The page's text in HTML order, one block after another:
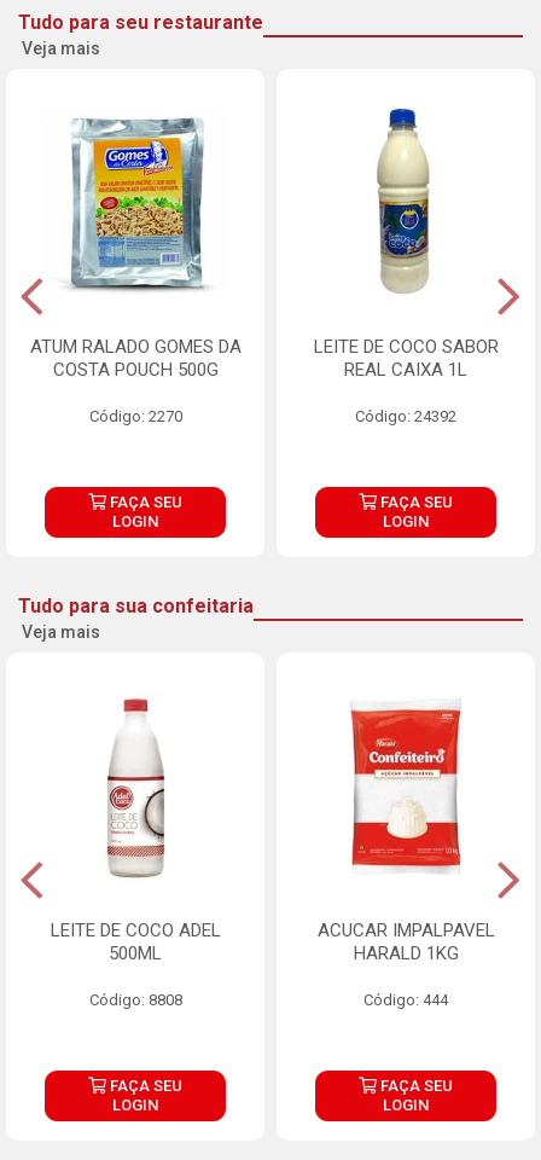
Tudo para seu restaurante
Veja mais
ATUM RALADO GOMES DA
COSTA POUCH 500G
Código: 2270
FAÇA SEU
LOGIN
LEITE DE COCO SABOR
REAL CAIXA 1L
Código: 24392
FAÇA SEU
LOGIN
Tudo para sua confeitaria
Veja mais
LEITE DE COCO ADEL
500ML
Código: 8808
FAÇA SEU
LOGIN
ACUCAR IMPALPAVEL
HARALD 1KG
Código: 444
FAÇA SEU
LOGIN